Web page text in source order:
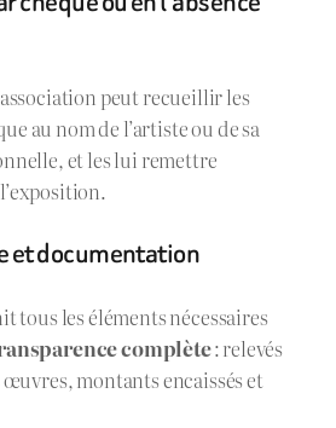
peut recueillir les
au nom de l’artiste ou de sa
et les lui remettre
et documentation
tous les éléments nécessaires
complète: relevés
montants encaissés et